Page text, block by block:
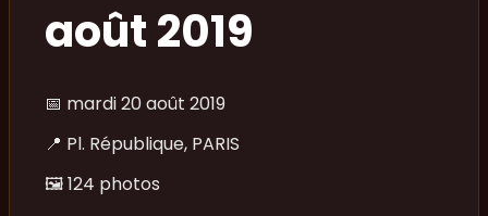
août 2019
📅 mardi 20 août 2019
📍 Pl. République, PARIS
🖼️124 photos